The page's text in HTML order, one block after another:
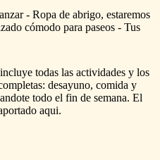
- Ropa de abrigo, estaremos
cómodo para paseos - Tus
incluye todas las actividades y los
desayuno, comida y
todo el fin de semana. El
aqui.